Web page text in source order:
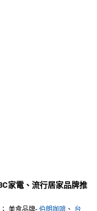
家電、流行居家品牌推
； 美食品牌-伯朗咖啡 、 台